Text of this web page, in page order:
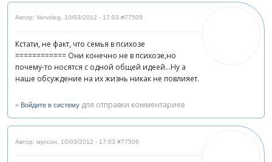
Автор: Vervoleg, 10/03/2012 - 17:03 #77505
Кстати, не факт, что семья в психозе
============ Они конечно не в психозе,но
почему-то носятся с одной общей идеей...Ну а
наше обсуждение на их жизнь никак не повлияет.
» Войдите в систему для отправки комментариев
Автор: муссон 10/03/2012 - 17:03 #77506